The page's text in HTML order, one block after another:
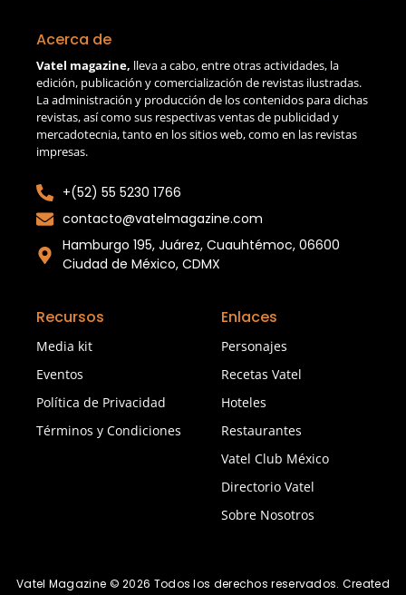
Acerca de
Vatel magazine, lleva a cabo, entre otras actividades, la
edición, publicación y comercialización de revistas ilustradas.
La administración y producción de los contenidos para dichas
revistas, así como sus respectivas ventas de publicidad y
mercadotecnia, tanto en los sitios web, como en las revistas
impresas.
+(52) 55 5230 1766
contacto@vatelmagazine.com
Hamburgo 195, Juárez, Cuauhtémoc, 06600
Ciudad de México, CDMX
Recursos
Media kit
Eventos
Política de Privacidad
Términos y Condiciones
Enlaces
Personajes
Recetas Vatel
Hoteles
Restaurantes
Vatel Club México
Directorio Vatel
Sobre Nosotros
Vatel Magazine © 2026 Todos los derechos reservados. Created